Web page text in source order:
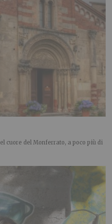
cuore del Monferrato, a poco più di